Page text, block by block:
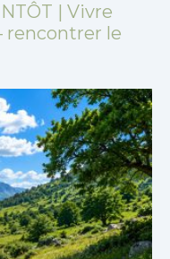
| Vivre
rencontrer le